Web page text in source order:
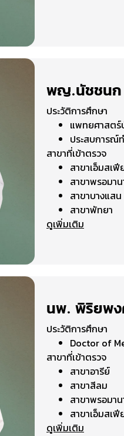
พญ.นัชชนก
ประวัติการศึกษา
แพทยศาสต
ประสบการณ์
สาขาที่เข้าตรวจ
สาขาเอ็มสเฟี
สาขาพรอมา
สาขาบางแสน
สาขาพัทยา
ดูเพิ่มเติม
นพ. พิริยพง
ประวัติการศึกษา
Doctor of
สาขาที่เข้าตรวจ
สาขาอารีย์
สาขาสีลม
สาขาพรอมา
สาขาเอ็มสเฟี
ดูเพิ่มเติม